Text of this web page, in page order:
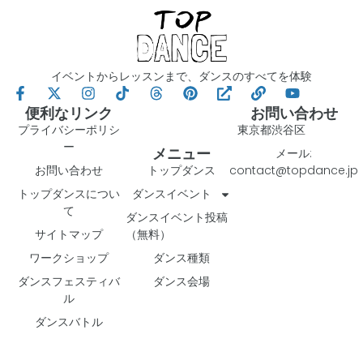
イベントからレッスンまで、ダンスのすべてを体験
便利なリンク
プライバシーポリシ
ー
お問い合わせ
トップダンスについ
て
サイトマップ
ワークショップ
ダンスフェスティバ
ル
ダンスバトル
メニュー
トップダンス
ダンスイベント
ダンスイベント投稿
（無料）
ダンス種類
ダンス会場
お問い合わせ
東京都渋谷区
メール:
contact@topdance.jp